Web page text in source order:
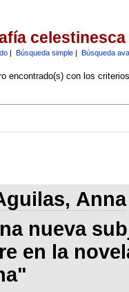
celestinesca
| Búsqueda simple| Búsqueda
encontrado(s) con los
Anna
nueva
en la